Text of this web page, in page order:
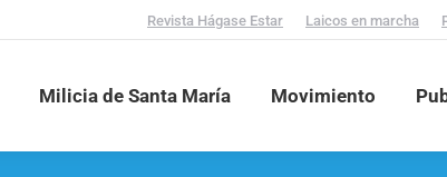
Revista Hágase Estar Laicos en marcha
Milicia de Santa María Movimiento